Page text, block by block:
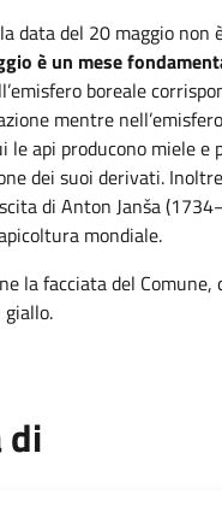
data del 20 maggio non
è un mese
boreale
mentre
le api producono miele e
dei suoi derivati.
di Anton Janša
mondiale.
la facciata del Comune,
giallo.
di